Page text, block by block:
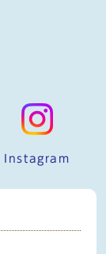
Instagram